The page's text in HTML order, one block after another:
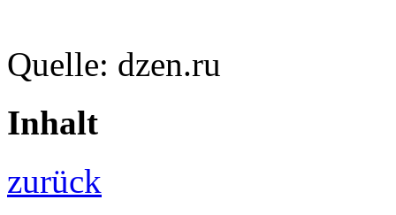
Quelle: dzen.ru
Inhalt
zurück